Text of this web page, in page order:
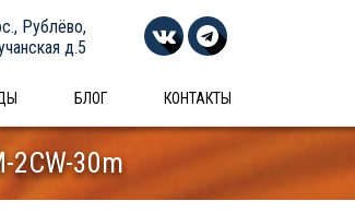
Рублёво,
д.5
БЛОГ КОНТАКТЫ
2CW-30m